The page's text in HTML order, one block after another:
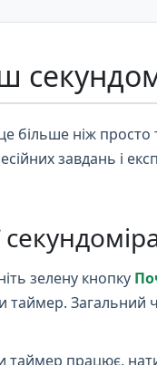
більше ніж просто
завдань і
зелену кнопку
таймер. Загальний
таймер працює,